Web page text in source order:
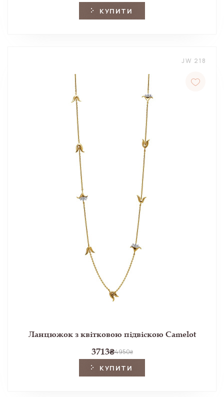
КУПИТИ
JW 218
Ланцюжок з квітковою підвіскою Camelot
3713₴4950₴
КУПИТИ